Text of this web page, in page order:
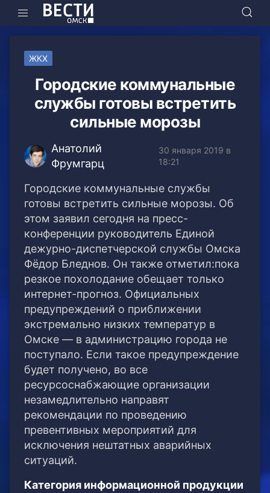
ЖКХ
Городские коммунальные
службы готовы встретить
сильные морозы
Анатолий
Фрумгарц
30 января 2019 в
18:21
Городские коммунальные службы
готовы встретить сильные морозы. Об
этом заявил сегодня на пресс-
конференции руководитель Единой
дежурно-диспетчерской службы Омска
Фёдор Бледнов. Он также отметил:пока
резкое похолодание обещает только
интернет-прогноз. Официальных
предупреждений о приближении
экстремально низких температур в
Омске — в администрацию города не
поступало. Если такое предупреждение
будет получено, во все
ресурсоснабжающие организации
незамедлительно направят
рекомендации по проведению
превентивных мероприятий для
исключения нештатных аварийных
ситуаций.
Категория информационной продукции